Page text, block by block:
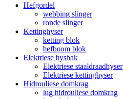
Hefgordel
webbing slinger
ronde slinger
Kettinghyser
ketting blok
hefboom blok
Elektriese hysbak
Elektriese staaldraadhyser
Elektriese kettinghyser
Hidrouliese domkrag
lug hidrouliese domkrag